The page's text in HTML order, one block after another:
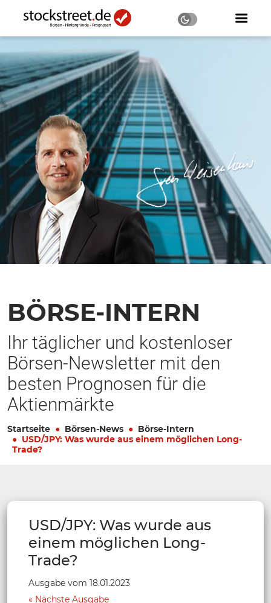
BÖRSE-INTERN
Ihr täglicher und kostenloser
Börsen-Newsletter mit den
besten Prognosen für die
Aktienmärkte
Startseite Börsen-News
Börse-Intern
USD/JPY: Was wurde aus einem möglichen Long-
Trade?
USD/JPY: Was wurde aus
einem möglichen Long-
Trade?
Ausgabe vom 18.01.2023
Nächste Ausgabe